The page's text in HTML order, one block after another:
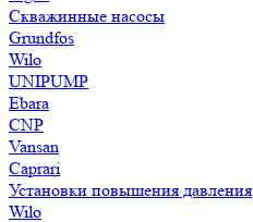
Скважинные насосы
Grundfos
Wilo
UNIPUMP
Ebara
CNP
Vansan
Caprari
Установки повышения давления
Wilo